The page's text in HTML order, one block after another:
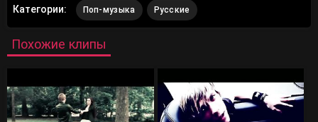
Категории: Поп-музыка Русские
Похожие клипы